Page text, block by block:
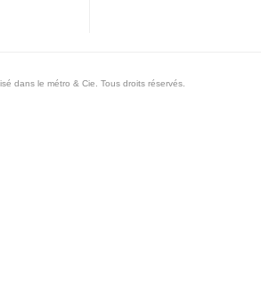
dans le métro & Cie. Tous droits réservés.